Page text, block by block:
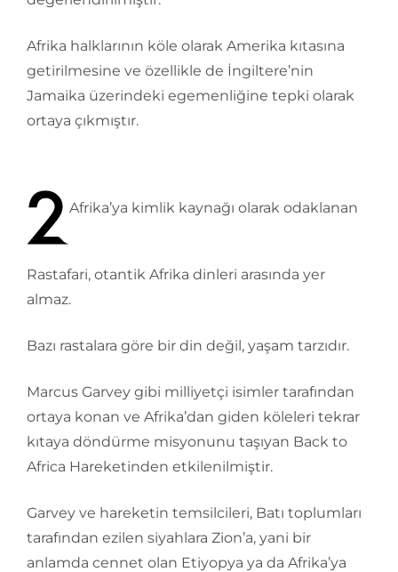
Afrika halklarının köle olarak Amerika kıtasına
getirilmesine ve özellikle de İngiltere’nin
Jamaika üzerindeki egemenliğine tepki olarak
ortaya çıkmıştır.
Afrika’ya kimlik kaynağı olarak odaklanan
Rastafari, otantik Afrika dinleri arasında yer
almaz.
Bazı rastalara göre bir din değil, yaşam tarzıdır.
Marcus Garvey gibi milliyetçi isimler tarafından
ortaya konan ve Afrika’dan giden köleleri tekrar
kıtaya döndürme misyonunu taşıyan Back to
Africa Hareketinden etkilenilmiştir.
Garvey ve hareketin temsilcileri, Batı toplumları
tarafından ezilen siyahlara Zion’a, yani bir
anlamda cennet olan Etiyopya ya da Afrika’ya